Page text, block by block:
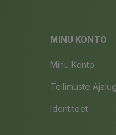
MINU KONTO
Minu Konto
Tellimuste
Identiteet